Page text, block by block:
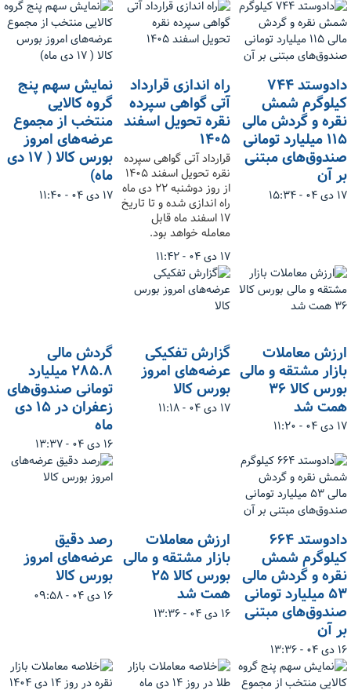
دادوستد ۷۴۴
کیلوگرم شمش
نقره و گردش مالی
۱۱۵ میلیارد تومانی
صندوق‌های مبتنی
بر آن
۱۷ دی ۰۴ - ۱۵:۳۴
راه اندازی قرارداد
آتی گواهی سپرده
نقره تحویل اسفند
۱۴۰۵
قرارداد آتی گواهی سپرده
نقره تحویل اسفند ۱۴۰۵
از روز دوشنبه ۲۲ دی ماه
راه اندازی شده و تا تاریخ
۱۷ اسفند ماه قابل
معامله خواهد بود.
۱۷ دی ۰۴ - ۱۱:۴۲
نمایش سهم پنج
گروه کالایی
منتخب از مجموع
عرضه‌های امروز
بورس کالا ( ۱۷ دی
ماه)
۱۷ دی ۰۴ - ۱۱:۴۰
ارزش معاملات
بازار مشتقه و مالی
بورس کالا ۳۶
همت شد
۱۷ دی ۰۴ - ۱۱:۲۰
گزارش تفکیکی
عرضه‌های امروز
بورس کالا
۱۷ دی ۰۴ - ۱۱:۱۸
گردش مالی
۲۸۵.۸ میلیارد
تومانی صندوق‌های
زعفران در ۱۵ دی
ماه
۱۶ دی ۰۴ - ۱۳:۳۷
دادوستد ۶۶۴
کیلوگرم شمش
نقره و گردش مالی
۵۳ میلیارد تومانی
صندوق‌های مبتنی
بر آن
۱۶ دی ۰۴ - ۱۳:۳۶
ارزش معاملات
بازار مشتقه و مالی
بورس کالا ۲۵
همت شد
۱۶ دی ۰۴ - ۱۳:۳۶
رصد دقیق
عرضه‌های امروز
بورس کالا
۱۶ دی ۰۴ - ۰۹:۵۸